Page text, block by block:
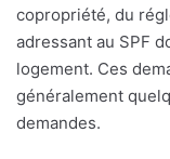
copropriété, du
adressant au SPF
logement. Ces
généralement
demandes.